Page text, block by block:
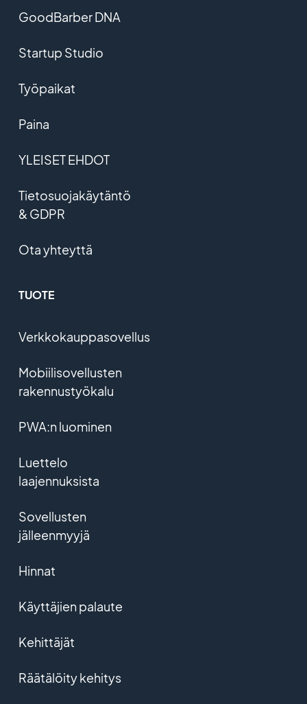
GoodBarber DNA
Startup Studio
Työpaikat
Paina
YLEISET EHDOT
Tietosuojakäytäntö
& GDPR
Ota yhteyttä
TUOTE
Verkkokauppasovellus
Mobiilisovellusten
rakennustyökalu
PWA:n luominen
Luettelo
laajennuksista
Sovellusten
jälleenmyyjä
Hinnat
Käyttäjien palaute
Kehittäjät
Räätälöity kehitys